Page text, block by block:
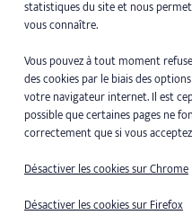
statistiques du site et nous
vous connaître.
Vous pouvez à tout moment
des cookies par le biais des
votre navigateur internet. Il est
possible que certaines pages ne
correctement que si vous
Désactiver les cookies sur Chrome
Désactiver les cookies sur Firefox